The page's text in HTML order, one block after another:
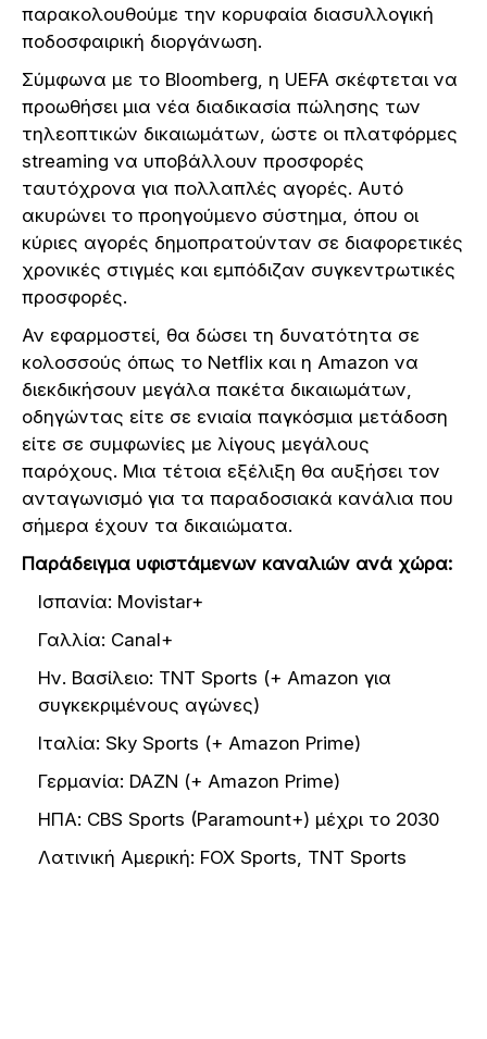
παρακολουθούμε την κορυφαία διασυλλογική
ποδοσφαιρική διοργάνωση.
Σύμφωνα με το Bloomberg, η UEFA σκέφτεται να
προωθήσει μια νέα διαδικασία πώλησης των
τηλεοπτικών δικαιωμάτων, ώστε οι πλατφόρμες
streaming να υποβάλλουν προσφορές
ταυτόχρονα για πολλαπλές αγορές. Αυτό
ακυρώνει το προηγούμενο σύστημα, όπου οι
κύριες αγορές δημοπρατούνταν σε διαφορετικές
χρονικές στιγμές και εμπόδιζαν συγκεντρωτικές
προσφορές.
Αν εφαρμοστεί, θα δώσει τη δυνατότητα σε
κολοσσούς όπως το Netflix και η Amazon να
διεκδικήσουν μεγάλα πακέτα δικαιωμάτων,
οδηγώντας είτε σε ενιαία παγκόσμια μετάδοση
είτε σε συμφωνίες με λίγους μεγάλους
παρόχους. Μια τέτοια εξέλιξη θα αυξήσει τον
ανταγωνισμό για τα παραδοσιακά κανάλια που
σήμερα έχουν τα δικαιώματα.
Παράδειγμα υφιστάμενων καναλιών ανά χώρα:
Ισπανία: Movistar+
Γαλλία: Canal+
Ην. Βασίλειο: TNT Sports (+ Amazon για
συγκεκριμένους αγώνες)
Ιταλία: Sky Sports (+ Amazon Prime)
Γερμανία: DAZN (+ Amazon Prime)
ΗΠΑ: CBS Sports (Paramount+) μέχρι το 2030
Λατινική Αμερική: FOX Sports, TNT Sports